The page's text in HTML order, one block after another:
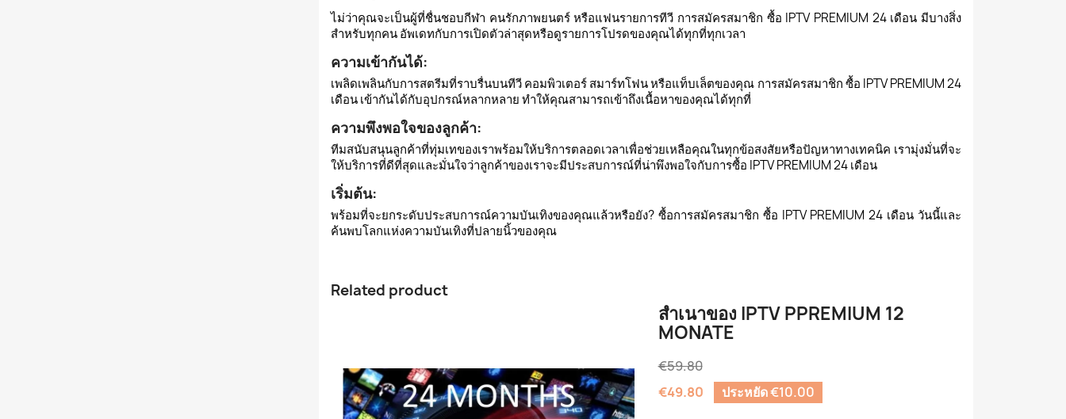
ไม่ว่าคุณจะเป็นผู้ที่ชื่นชอบกีฬา คนรักภาพยนตร์ หรือแฟนรายการทีวี การสมัครสมาชิก ซื้อ IPTV PREMIUM 24 เดือน มีบางสิ่ง
สำหรับทุกคน อัพเดทกับการเปิดตัวล่าสุดหรือดูรายการโปรดของคุณได้ทุกที่ทุกเวลา
ความเข้ากันได้:
เพลิดเพลินกับการสตรีมที่ราบรื่นบนทีวี คอมพิวเตอร์ สมาร์ทโฟน หรือแท็บเล็ตของคุณ การสมัครสมาชิก ซื้อ IPTV PREMIUM 24
เดือน เข้ากันได้กับอุปกรณ์หลากหลาย ทำให้คุณสามารถเข้าถึงเนื้อหาของคุณได้ทุกที่
ความพึงพอใจของลูกค้า:
ทีมสนับสนุนลูกค้าที่ทุ่มเทของเราพร้อมให้บริการตลอดเวลาเพื่อช่วยเหลือคุณในทุกข้อสงสัยหรือปัญหาทางเทคนิค เรามุ่งมั่นที่จะ
ให้บริการที่ดีที่สุดและมั่นใจว่าลูกค้าของเราจะมีประสบการณ์ที่น่าพึงพอใจกับการซื้อ IPTV PREMIUM 24 เดือน
เริ่มต้น:
พร้อมที่จะยกระดับประสบการณ์ความบันเทิงของคุณแล้วหรือยัง? ซื้อการสมัครสมาชิก ซื้อ IPTV PREMIUM 24 เดือน วันนี้และ
ค้นพบโลกแห่งความบันเทิงที่ปลายนิ้วของคุณ
Related product
สำเนาของ IPTV PPREMIUM 12
MONATE
€59.80
€49.80
ประหยัด €10.00